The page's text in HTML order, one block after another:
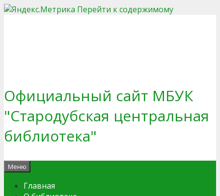
Перейти к содержимому
Официальный сайт МБУК
"Стародубская центральная
библиотека"
Меню
Главная